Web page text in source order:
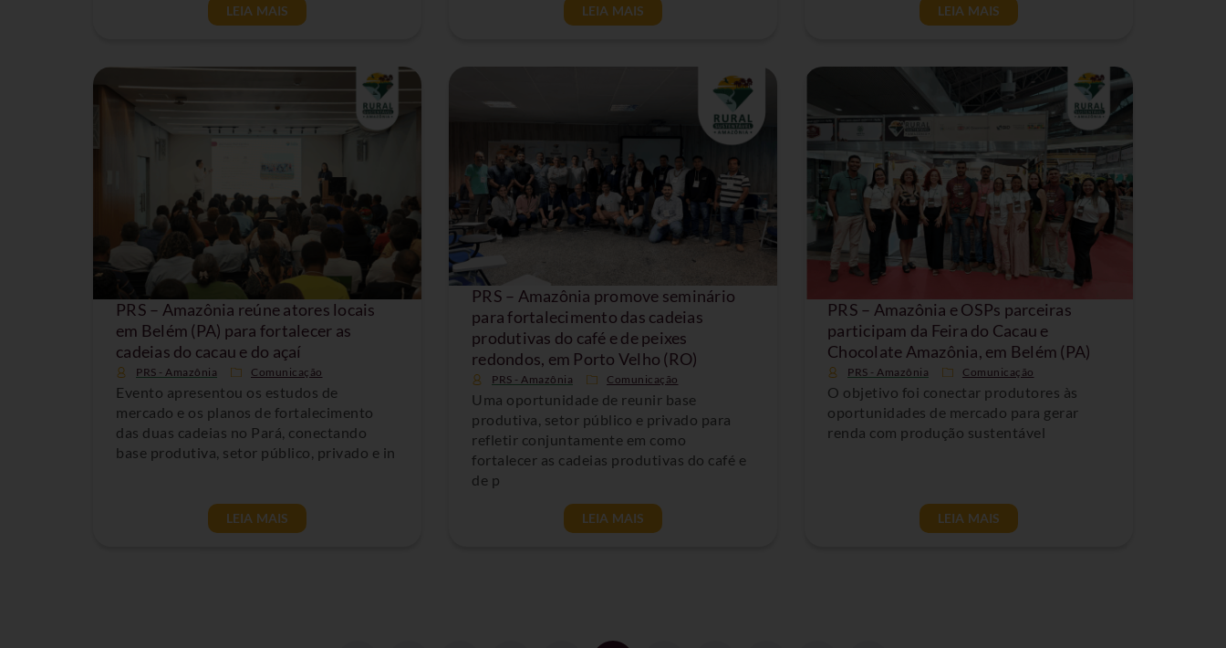
LEIA MAIS LEIA MAIS LEIA MAIS
PRS – Amazônia reúne atores locais
em Belém (PA) para fortalecer as
cadeias do cacau e do açaí
PRS - Amazônia Comunicação
Evento apresentou os estudos de
mercado e os planos de fortalecimento
das duas cadeias no Pará, conectando
base produtiva, setor público, privado e in
LEIA MAIS
PRS – Amazônia promove seminário
para fortalecimento das cadeias
produtivas do café e de peixes
redondos, em Porto Velho (RO)
PRS - Amazônia Comunicação
Uma oportunidade de reunir base
produtiva, setor público e privado para
refletir conjuntamente em como
fortalecer as cadeias produtivas do café e
de p
LEIA MAIS
PRS – Amazônia e OSPs parceiras
participam da Feira do Cacau e
Chocolate Amazônia, em Belém (PA)
PRS - Amazônia Comunicação
O objetivo foi conectar produtores às
oportunidades de mercado para gerar
renda com produção sustentável
LEIA MAIS